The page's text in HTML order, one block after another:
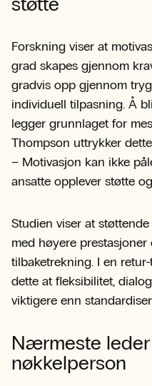
Forskning viser at
grad skapes gjennom
gradvis opp gjennom
individuell tilpasning. Å
legger grunnlaget for
Thompson uttrykker
– Motivasjon kan ikke
ansatte opplever støtte
Studien viser at
med høyere
tilbaketrekning. I en
dette at fleksibilitet,
viktigere enn
Nærmeste
nøkkelperson